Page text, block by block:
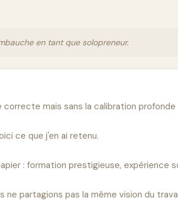
en tant que solopreneur.
mais sans la calibration profonde
ce que j'en ai retenu.
: formation prestigieuse,
ne partagions pas la même vision du